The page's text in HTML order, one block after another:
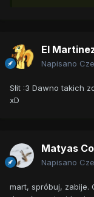
El
Napisano
Słit :3 Dawno takich
xD
Matyas
Napisano
mart, spróbuj, zabije.